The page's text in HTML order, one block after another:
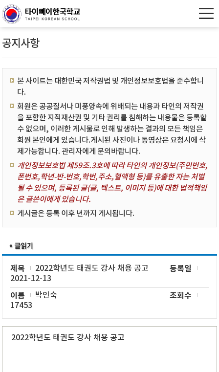
공지사항
본 사이트는 대한민국 저작권법 및 개인정보보호법을 준수합니
다.
회원은 공공질서나 미풍양속에 위배되는 내용과 타인의 저작권
을 포함한 지적재산권 및 기타 권리를 침해하는 내용물은 등록할
수 없으며, 이러한 게시물로 인해 발생하는 결과의 모든 책임은
회원 본인에게 있습니다.게시된 사진이나 동영상은 요청시에 삭
제가능합니다. 관리자에게 문의바랍니다.
개인정보보호법 제59조.3호에 따라 타인의 개인정보(주민번호,
폰번호,학년-반-번호,학번,주소,혈액형 등)를 유출한 자는 처벌
될 수 있으며, 등록된 글(글, 텍스트, 이미지 등)에 대한 법적책임
은 글쓴이에게 있습니다.
게시글은 등록 이후 년까지 게시됩니다.
제목 2022학년도 태권도 강사 채용 공고 등록일
2021-12-13
이름 박인숙 조회수
17453
2022학년도 태권도 강사 채용 공고